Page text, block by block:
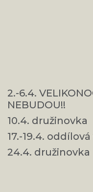
2.-6.4.
NEBUDOU!!
10.4. družinovka
17.-19.4.
24.4. družinovka